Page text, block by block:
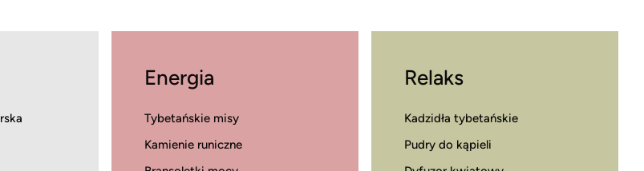
Energia
Tybetańskie misy
Kamienie runiczne
Relaks
Kadzidła tybetańskie
Pudry do kąpieli